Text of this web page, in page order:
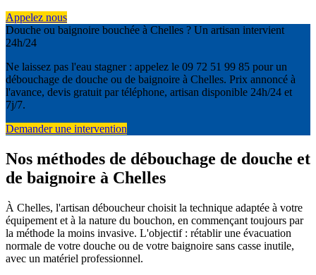
Appelez nous
Douche ou baignoire bouchée à Chelles ? Un artisan intervient
24h/24
Ne laissez pas l'eau stagner : appelez le 09 72 51 99 85 pour un
débouchage de douche ou de baignoire à Chelles. Prix annoncé à
l'avance, devis gratuit par téléphone, artisan disponible 24h/24 et
7j/7.
Demander une intervention
Nos méthodes de débouchage de douche et
de baignoire à Chelles
À Chelles, l'artisan déboucheur choisit la technique adaptée à votre
équipement et à la nature du bouchon, en commençant toujours par
la méthode la moins invasive. L'objectif : rétablir une évacuation
normale de votre douche ou de votre baignoire sans casse inutile,
avec un matériel professionnel.